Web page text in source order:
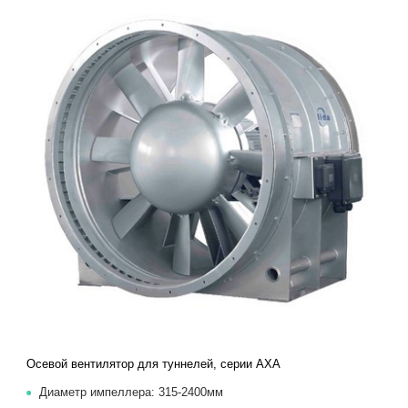
Осевой вентилятор для туннелей, серии AXA
Диаметр импеллера: 315-2400мм